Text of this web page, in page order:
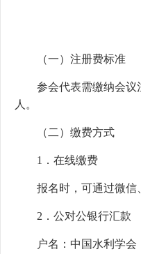
（一）注册费标准
参会代表需缴纳会议
人。
（二）缴费方式
1．在线缴费
报名时，可通过微信
2．公对公银行汇款
户名：中国水利学会